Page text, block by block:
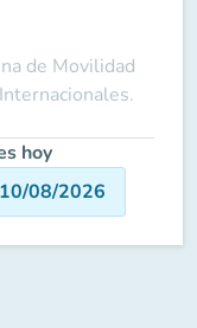
de Movilidad
hoy
08/2026